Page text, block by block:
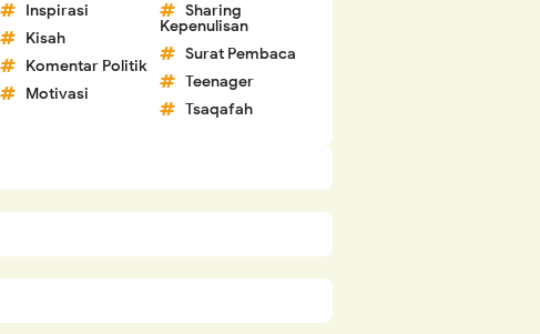
Inspirasi
Kisah
Komentar Politik
Motivasi
Sharing
Kepenulisan
Surat Pembaca
Teenager
Tsaqafah